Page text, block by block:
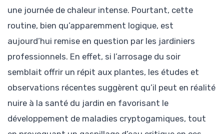
une journée de chaleur intense. Pourtant, cette
routine, bien qu’apparemment logique, est
aujourd’hui remise en question par les jardiniers
professionnels. En effet, si l’arrosage du soir
semblait offrir un répit aux plantes, les études et
observations récentes suggèrent qu’il peut en réalité
nuire à la santé du jardin en favorisant le
développement de maladies cryptogamiques, tout